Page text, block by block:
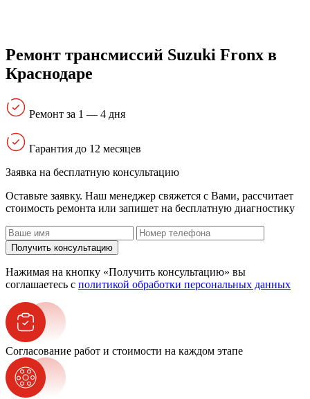
Ремонт трансмиссий Suzuki Fronx в
Краснодаре
Ремонт за 1 — 4 дня
Гарантия до 12 месяцев
Заявка на бесплатную консультацию
Оставьте заявку. Наш менеджер свяжется с Вами, расcчитает
стоимость ремонта или запишет на бесплатную диагностику
Получить консультацию
Нажимая на кнопку «Получить консультацию» вы
соглашаетесь с политикой обработки персональных данных
Согласование работ и стоимости на каждом этапе